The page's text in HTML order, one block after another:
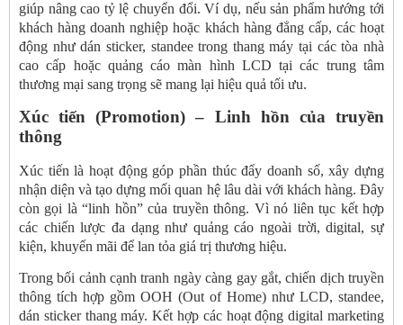
giúp nâng cao tỷ lệ chuyển đổi. Ví dụ, nếu sản phẩm hướng tới
khách hàng doanh nghiệp hoặc khách hàng đẳng cấp, các hoạt
động như dán sticker, standee trong thang máy tại các tòa nhà
cao cấp hoặc quảng cáo màn hình LCD tại các trung tâm
thương mại sang trọng sẽ mang lại hiệu quả tối ưu.
Xúc tiến (Promotion) – Linh hồn của truyền
thông
Xúc tiến là hoạt động góp phần thúc đẩy doanh số, xây dựng
nhận diện và tạo dựng mối quan hệ lâu dài với khách hàng. Đây
còn gọi là “linh hồn” của truyền thông. Vì nó liên tục kết hợp
các chiến lược đa dạng như quảng cáo ngoài trời, digital, sự
kiện, khuyến mãi để lan tỏa giá trị thương hiệu.
Trong bối cảnh cạnh tranh ngày càng gay gắt, chiến dịch truyền
thông tích hợp gồm OOH (Out of Home) như LCD, standee,
dán sticker thang máy. Kết hợp các hoạt động digital marketing